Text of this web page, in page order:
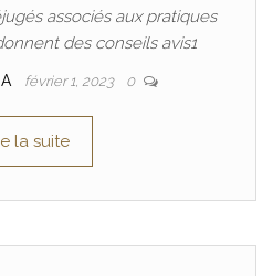
associés aux pratiques
des conseils avis1
février 1, 2023 0
la suite